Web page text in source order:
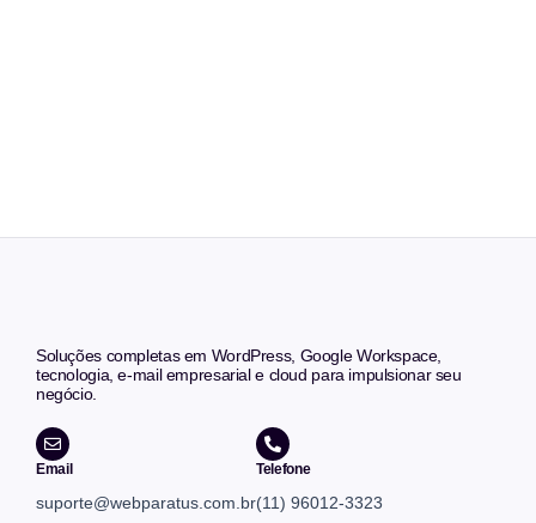
Soluções completas em WordPress, Google Workspace,
tecnologia, e-mail empresarial e cloud para impulsionar seu
negócio.
Email
suporte@webparatus.com.br
Telefone
(11) 96012-3323